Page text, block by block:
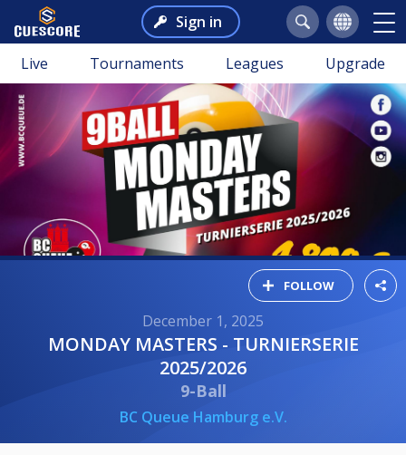
Sign in
Live Tournaments Leagues Upgrade
FOLLOW
December 1, 2025
MONDAY MASTERS - TURNIERSERIE
2025/2026
9-Ball
BC Queue Hamburg e.V.